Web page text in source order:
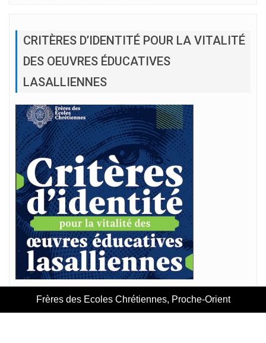
CRITÈRES D’IDENTITÉ POUR LA VITALITÉ
DES OEUVRES ÉDUCATIVES
LASALLIENNES
Frères des Ecoles Chrétiennes, Proche-Orient